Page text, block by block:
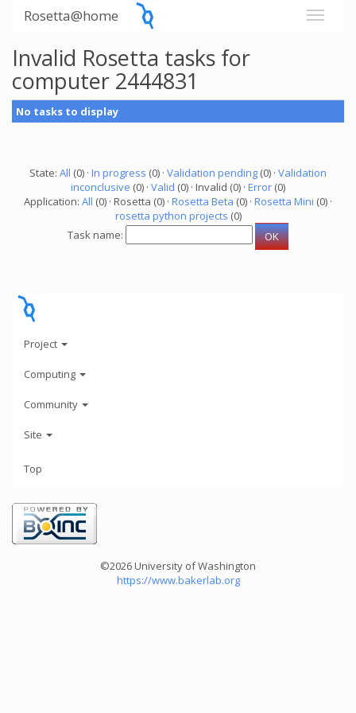
Rosetta@home
Invalid Rosetta tasks for
computer 2444831
No tasks to display
State: All (0) · In progress (0) · Validation pending (0) · Validation
inconclusive (0) · Valid (0) · Invalid (0) · Error (0)
Application: All (0) · Rosetta (0) · Rosetta Beta (0) · Rosetta Mini (0) ·
rosetta python projects (0)
Task name:
Project
Computing
Community
Site
Top
©2026 University of Washington
https://www.bakerlab.org